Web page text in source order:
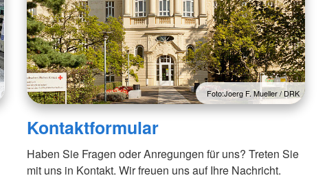
Foto:Joerg F. Mueller / DRK
Kontaktformular
Haben Sie Fragen oder Anregungen für uns? Treten Sie
mit uns in Kontakt. Wir freuen uns auf Ihre Nachricht.